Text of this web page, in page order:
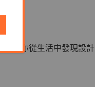
帶領你從生活中發現設計